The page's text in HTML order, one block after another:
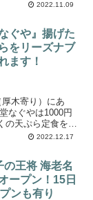
2022.11.09
ぐや』揚げた
をリーズナブ
ます！
木寄り）にあ
の天ぷら定食を食
2022.12.17
の王将 海老名
ープン！15日
ンも有り